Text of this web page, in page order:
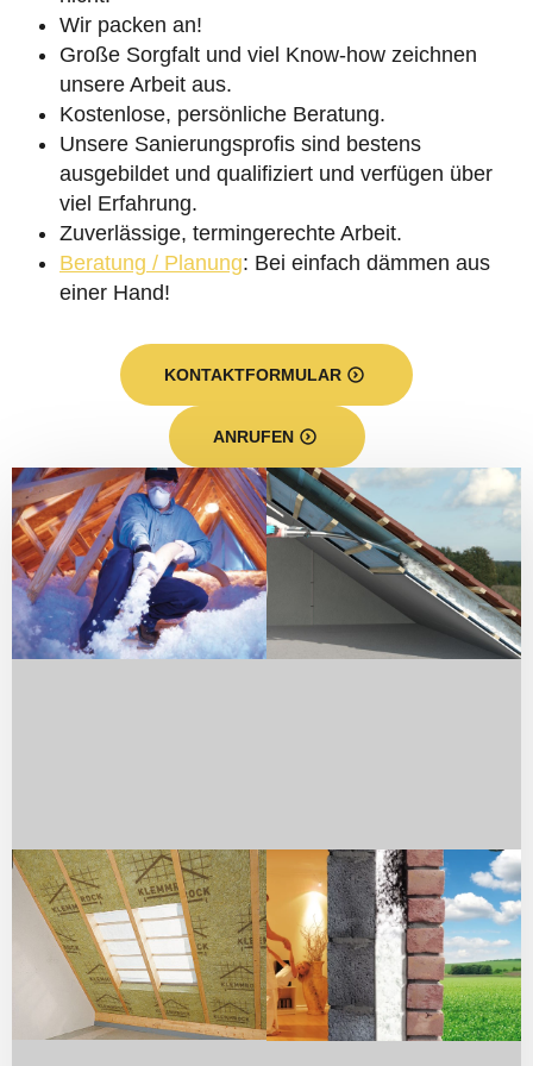
Wir packen an!
Große Sorgfalt und viel Know-how zeichnen
unsere Arbeit aus.
Kostenlose, persönliche Beratung.
Unsere Sanierungsprofis sind bestens
ausgebildet und qualifiziert und verfügen über
viel Erfahrung.
Zuverlässige, termingerechte Arbeit.
Beratung / Planung: Bei einfach dämmen aus
einer Hand!
KONTAKTFORMULAR
ANRUFEN